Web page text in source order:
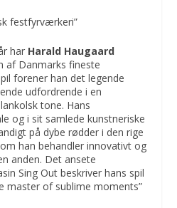
festfyrværkeri”
har Harald Haugaard
af Danmarks fineste
forener han det legende
udfordrende i en
tone. Hans
og i sit samlede kunstneriske
på dybe rødder i den rige
han behandler innovativt og
anden. Det ansete
Sing Out beskriver hans spil
master of sublime moments”